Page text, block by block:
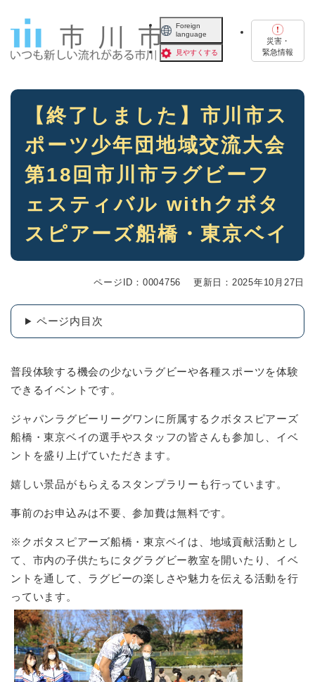
Foreign
language
見やすくする
災害・
緊急情報
本
【終了しました】市川市ス
ポーツ少年団地域交流大会
第18回市川市ラグビーフ
ェスティバル withクボタ
スピアーズ船橋・東京ベイ
ページID：0004756 更新日：2025年10月27日
ページ内目次
普段体験する機会の少ないラグビーや各種スポーツを体験
できるイベントです。
ジャパンラグビーリーグワンに所属するクボタスピアーズ
船橋・東京ベイの選手やスタッフの皆さんも参加し、イベ
ントを盛り上げていただきます。
嬉しい景品がもらえるスタンプラリーも行っています。
事前のお申込みは不要、参加費は無料です。
※クボタスピアーズ船橋・東京ベイは、地域貢献活動とし
て、市内の子供たちにタグラグビー教室を開いたり、イベ
ントを通して、ラグビーの楽しさや魅力を伝える活動を行
っています。